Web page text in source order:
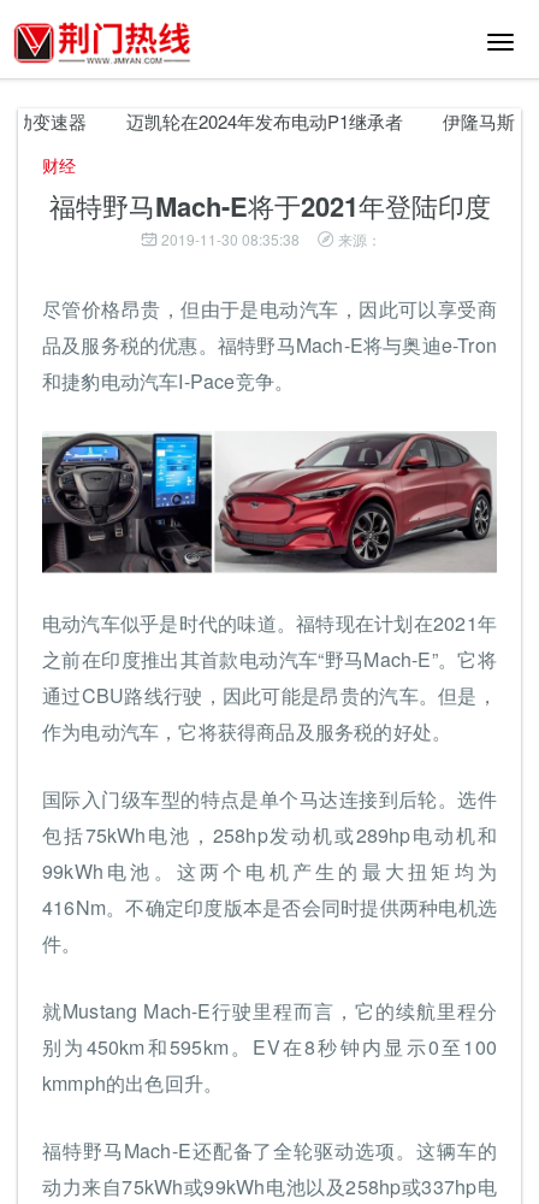
切
航
变速器 迈凯轮在2024年发布电动P1继承者 伊隆马斯克
财经
福特野马Mach-E将于2021年登陆印度
2019-11-30 08:35:38 来源：
尽管价格昂贵，但由于是电动汽车，因此可以享受商
品及服务税的优惠。福特野马Mach-E将与奥迪e-Tron
和捷豹电动汽车I-Pace竞争。
电动汽车似乎是时代的味道。福特现在计划在2021年
之前在印度推出其首款电动汽车“野马Mach-E”。它将
通过CBU路线行驶，因此可能是昂贵的汽车。但是，
作为电动汽车，它将获得商品及服务税的好处。
国际入门级车型的特点是单个马达连接到后轮。选件
包括75kWh电池，258hp发动机或289hp电动机和
99kWh电池。这两个电机产生的最大扭矩均为
416Nm。不确定印度版本是否会同时提供两种电机选
件。
就Mustang Mach-E行驶里程而言，它的续航里程分
别为450km和595km。EV在8秒钟内显示0至100
kmmph的出色回升。
福特野马Mach-E还配备了全轮驱动选项。这辆车的
动力来自75kWh或99kWh电池以及258hp或337hp电